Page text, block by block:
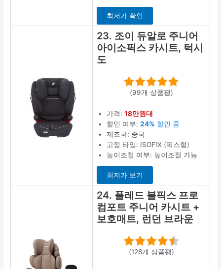
최저가 확인
23. 조이 듀알로 주니어
아이소픽스 카시트, 턱시
도
(99개 상품평)
가격:18만원대
할인 여부:24% 할인 중
제조국: 중국
고정 타입: ISOFIX (픽스형)
높이조절 여부: 높이조절 가능
최저가 보기
24. 폴레드 볼픽스 프로
컴포트 주니어 카시트 +
보호매트, 런던 브라운
(128개 상품평)